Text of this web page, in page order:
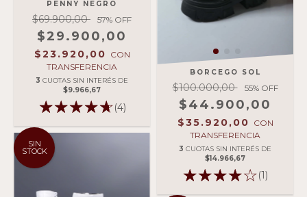
PENNY NEGRO
$69.900,00 57% OFF
$29.900,00
$23.920,00 CON
TRANSFERENCIA
3 CUOTAS SIN INTERÉS DE
$9.966,67
(4)
BORCEGO SOL
$100.000,00 55% OFF
$44.900,00
$35.920,00 CON
TRANSFERENCIA
3 CUOTAS SIN INTERÉS DE
$14.966,67
(1)
SIN
STOCK